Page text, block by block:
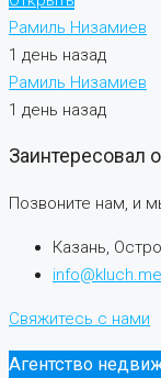
Рамиль Низамиев
1 день назад
Рамиль Низамиев
1 день назад
Заинтересовал
Позвоните нам, и
Казань,
info@kluch.me
Свяжитесь с нами
Агентство